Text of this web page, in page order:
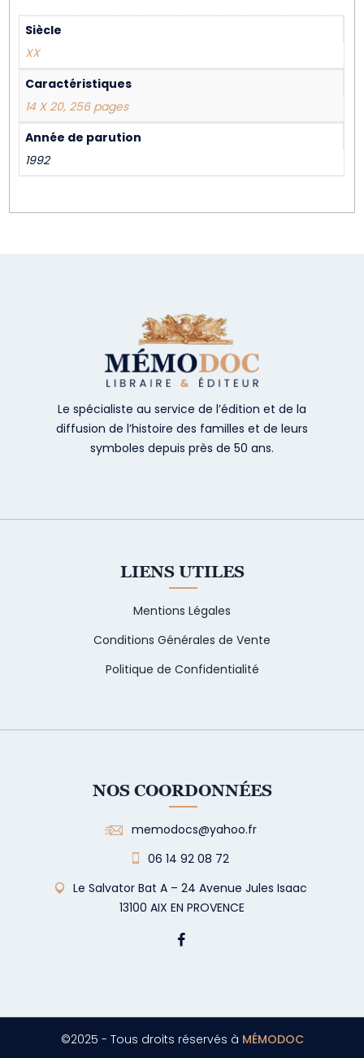
Siècle
XX
Caractéristiques
14 X 20, 256 pages
Année de parution
1992
Le spécialiste au service de l’édition et de la
diffusion de l’histoire des familles et de leurs
symboles depuis près de 50 ans.
LIENS UTILES
Mentions Légales
Conditions Générales de Vente
Politique de Confidentialité
NOS COORDONNÉES
memodocs@yahoo.fr
06 14 92 08 72
Le Salvator Bat A – 24 Avenue Jules Isaac
13100 AIX EN PROVENCE
©2025 - Tous droits réservés à MÉMODOC